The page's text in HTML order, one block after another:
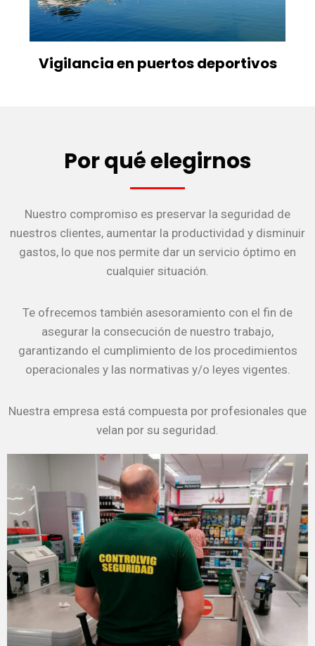
Vigilancia en puertos deportivos
Por qué elegirnos
Nuestro compromiso es preservar la seguridad de
nuestros clientes, aumentar la productividad y disminuir
gastos, lo que nos permite dar un servicio óptimo en
cualquier situación.
Te ofrecemos también asesoramiento con el fin de
asegurar la consecución de nuestro trabajo,
garantizando el cumplimiento de los procedimientos
operacionales y las normativas y/o leyes vigentes.
Nuestra empresa está compuesta por profesionales que
velan por su seguridad.